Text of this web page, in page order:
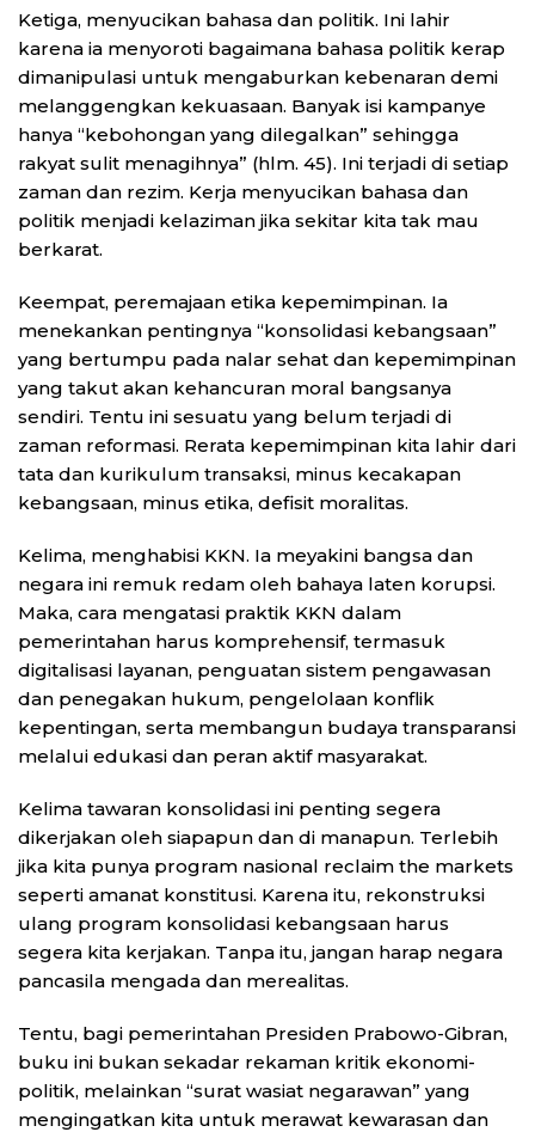
Ketiga, menyucikan bahasa dan politik. Ini lahir
karena ia menyoroti bagaimana bahasa politik kerap
dimanipulasi untuk mengaburkan kebenaran demi
melanggengkan kekuasaan. Banyak isi kampanye
hanya “kebohongan yang dilegalkan” sehingga
rakyat sulit menagihnya” (hlm. 45). Ini terjadi di setiap
zaman dan rezim. Kerja menyucikan bahasa dan
politik menjadi kelaziman jika sekitar kita tak mau
berkarat.
Keempat, peremajaan etika kepemimpinan. Ia
menekankan pentingnya “konsolidasi kebangsaan”
yang bertumpu pada nalar sehat dan kepemimpinan
yang takut akan kehancuran moral bangsanya
sendiri. Tentu ini sesuatu yang belum terjadi di
zaman reformasi. Rerata kepemimpinan kita lahir dari
tata dan kurikulum transaksi, minus kecakapan
kebangsaan, minus etika, defisit moralitas.
Kelima, menghabisi KKN. Ia meyakini bangsa dan
negara ini remuk redam oleh bahaya laten korupsi.
Maka, cara mengatasi praktik KKN dalam
pemerintahan harus komprehensif, termasuk
digitalisasi layanan, penguatan sistem pengawasan
dan penegakan hukum, pengelolaan konflik
kepentingan, serta membangun budaya transparansi
melalui edukasi dan peran aktif masyarakat.
Kelima tawaran konsolidasi ini penting segera
dikerjakan oleh siapapun dan di manapun. Terlebih
jika kita punya program nasional reclaim the markets
seperti amanat konstitusi. Karena itu, rekonstruksi
ulang program konsolidasi kebangsaan harus
segera kita kerjakan. Tanpa itu, jangan harap negara
pancasila mengada dan merealitas.
Tentu, bagi pemerintahan Presiden Prabowo-Gibran,
buku ini bukan sekadar rekaman kritik ekonomi-
politik, melainkan “surat wasiat negarawan” yang
mengingatkan kita untuk merawat kewarasan dan